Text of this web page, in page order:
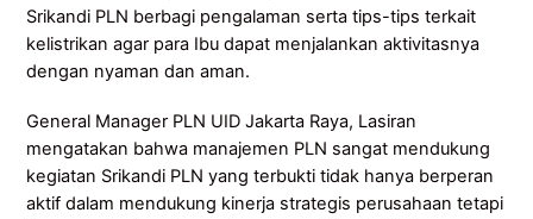
Srikandi PLN berbagi pengalaman serta tips-tips terkait
kelistrikan agar para Ibu dapat menjalankan aktivitasnya
dengan nyaman dan aman.
General Manager PLN UID Jakarta Raya, Lasiran
mengatakan bahwa manajemen PLN sangat mendukung
kegiatan Srikandi PLN yang terbukti tidak hanya berperan
aktif dalam mendukung kinerja strategis perusahaan tetapi